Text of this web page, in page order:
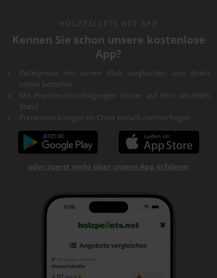
HOLZPELLETS.NET APP
Kennen Sie schon unsere kostenlose
App?
Pelletpreise mit einem Klick vergleichen und direkt
online bestellen
Mit Preisbenachrichtigungen immer auf dem aktuellen
Stand
Preisentwicklungen im Chart einfach nachverfolgen
oder zuerst mehr über unsere App erfahren